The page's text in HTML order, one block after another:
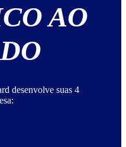
AO
desenvolve suas 4